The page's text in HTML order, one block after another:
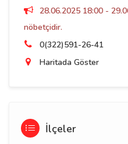
28.06.2025 18:00 -
nöbetçidir.
0(322)591-26-41
Haritada Göster
İlçeler